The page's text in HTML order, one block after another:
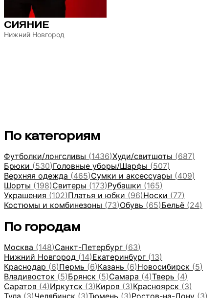
СИЯНИЕ
Нижний Новгород
По категориям
Футболки/лонгсливы (1436)Худи/свитшоты (687)
Брюки (530)Головные уборы/Шарфы (507)
Верхняя одежда (465)Сумки и аксессуары (409)
Шорты (198)Свитеры (173)Рубашки (165)
Украшения (102)Платья и юбки (96)Носки (77)
Костюмы и комбинезоны (73)Обувь (65)Бельё (24)
По городам
Москва (148)Санкт-Петербург (63)
Нижний Новгород (14)Екатеринбург (13)
Краснодар (6)Пермь (6)Казань (6)Новосибирск (5)
Владивосток (5)Брянск (5)Самара (4)Тверь (4)
Саратов (4)Иркутск (3)Киров (3)Красноярск (3)
Тула (3)Челябинск (3)Тюмень (3)Ростов-на-Дону (3)